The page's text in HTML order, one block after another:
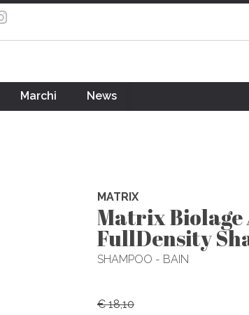
Marchi News
MATRIX
Matrix Biolage
FullDensity
SHAMPOO - BAIN
€ 18,10